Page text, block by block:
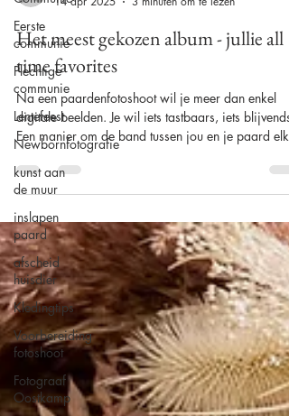
Eerste
communie
Plechtige
communie
Lentefeest
Newbornfotografie
kunst aan
de muur
inslapen
paard
afscheid
huisdier
Kledingtips
Voorbereiding
fotoshoot
Fotograaf
Oostkamp
Alison Becu
14 apr 2025
3 minuten om te lezen
Het meest gekozen album - jullie all
time favorites
Na een paardenfotoshoot wil je meer dan enkel
digitale beelden. Je wil iets tastbaars, iets blijvends.
Een manier om de band tussen jou en je paard elke
Ontdek hier de favoriete albums van mijn klanten!